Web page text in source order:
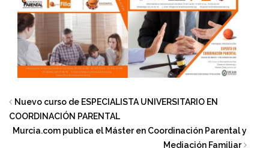
Nuevo curso de ESPECIALISTA UNIVERSITARIO EN
COORDINACIÓN PARENTAL
Murcia.com publica el Máster en Coordinación Parental y
Mediación Familiar